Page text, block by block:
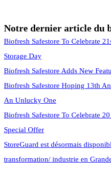
Notre dernier article du
Biofresh Safestore To Celebrate
Storage Day
Biofresh Safestore Adds New
Biofresh Safestore Hoping 13th
An Unlucky One
Biofresh Safestore To Celebrate
Special Offer
StoreGuard est désormais
transformation/ industrie en